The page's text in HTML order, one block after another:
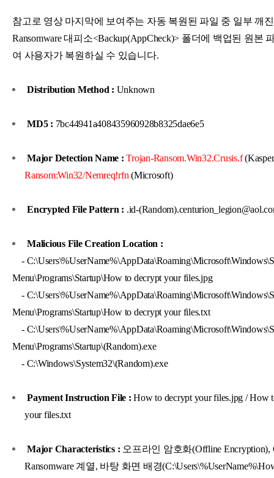
참고로 영상 마지막에 보여주는 자동 복원된 파일 중 일부 깨
Ransomware 대피소<Backup(AppCheck)> 폴더에 백업된 원본
여 사용자가 복원하실 수 있습니다.
Distribution Method : Unknown
MD5 : 7bc44941a408435960928b8325dae6e5
Major Detection Name : Trojan-Ransom.Win32.Crusis.f
Ransom:Win32/Nemreq!rfn(Microsoft)
Encrypted File Pattern : .id-
Malicious File Creation Location :
-
Menu\Programs\Startup\How to decrypt your files.jpg
-
Menu\Programs\Startup\How to decrypt your files.txt
-
Menu\Programs\Startup\(Random).exe
- C:\Windows\System32\(Random).exe
Payment Instruction File : How to decrypt your files.jpg / How
your files.txt
Major Characteristics : 오프라인 암호화(Offline Encryption),
Ransomware 계열, 바탕 화면 배경